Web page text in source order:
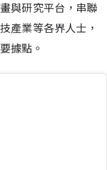
與研究平台，串聯
產業等各界人士，
據點。